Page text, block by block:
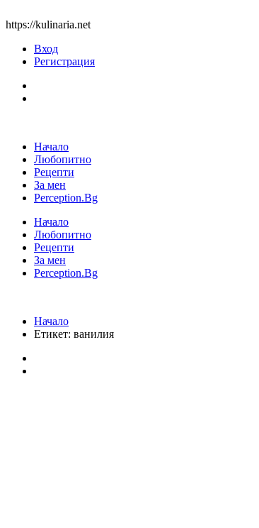
https://kulinaria.net
Вход
Регистрация
Начало
Любопитно
Рецепти
За мен
Perception.Bg
Начало
Любопитно
Рецепти
За мен
Perception.Bg
Начало
Етикет: ванилия